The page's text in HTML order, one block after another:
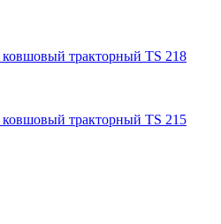
тракторный TS 218
тракторный TS 215